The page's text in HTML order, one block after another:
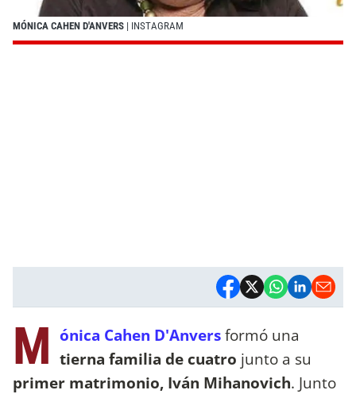
MÓNICA CAHEN D'ANVERS | INSTAGRAM
M ónica Cahen D'Anversformó una
tierna familia de cuatro junto a su
primer matrimonio, Iván Mihanovich. Junto